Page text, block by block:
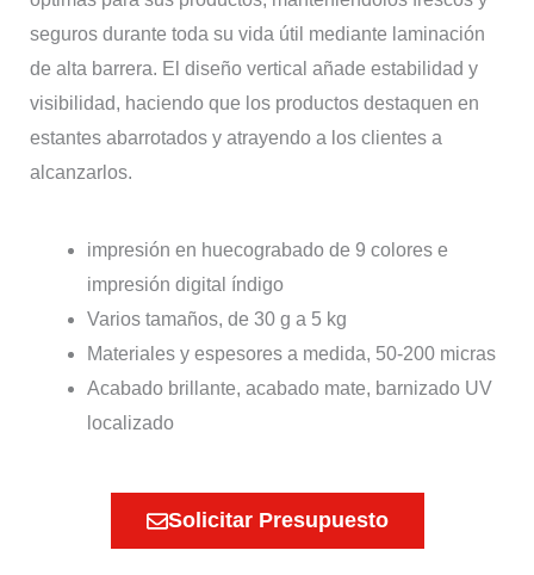
seguros durante toda su vida útil mediante laminación
de alta barrera. El diseño vertical añade estabilidad y
visibilidad, haciendo que los productos destaquen en
estantes abarrotados y atrayendo a los clientes a
alcanzarlos.
impresión en huecograbado de 9 colores e
impresión digital índigo
Varios tamaños, de 30 g a 5 kg
Materiales y espesores a medida, 50-200 micras
Acabado brillante, acabado mate, barnizado UV
localizado
Solicitar Presupuesto